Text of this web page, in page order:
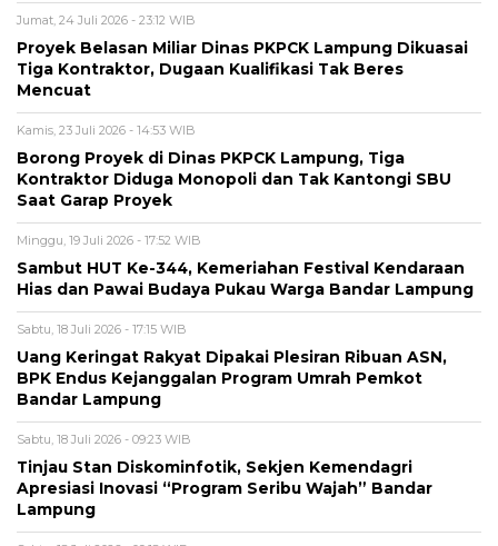
Jumat, 24 Juli 2026 - 23:12 WIB
Proyek Belasan Miliar Dinas PKPCK Lampung Dikuasai
Tiga Kontraktor, Dugaan Kualifikasi Tak Beres
Mencuat
Kamis, 23 Juli 2026 - 14:53 WIB
Borong Proyek di Dinas PKPCK Lampung, Tiga
Kontraktor Diduga Monopoli dan Tak Kantongi SBU
Saat Garap Proyek
Minggu, 19 Juli 2026 - 17:52 WIB
Sambut HUT Ke-344, Kemeriahan Festival Kendaraan
Hias dan Pawai Budaya Pukau Warga Bandar Lampung
Sabtu, 18 Juli 2026 - 17:15 WIB
Uang Keringat Rakyat Dipakai Plesiran Ribuan ASN,
BPK Endus Kejanggalan Program Umrah Pemkot
Bandar Lampung
Sabtu, 18 Juli 2026 - 09:23 WIB
Tinjau Stan Diskominfotik, Sekjen Kemendagri
Apresiasi Inovasi “Program Seribu Wajah” Bandar
Lampung